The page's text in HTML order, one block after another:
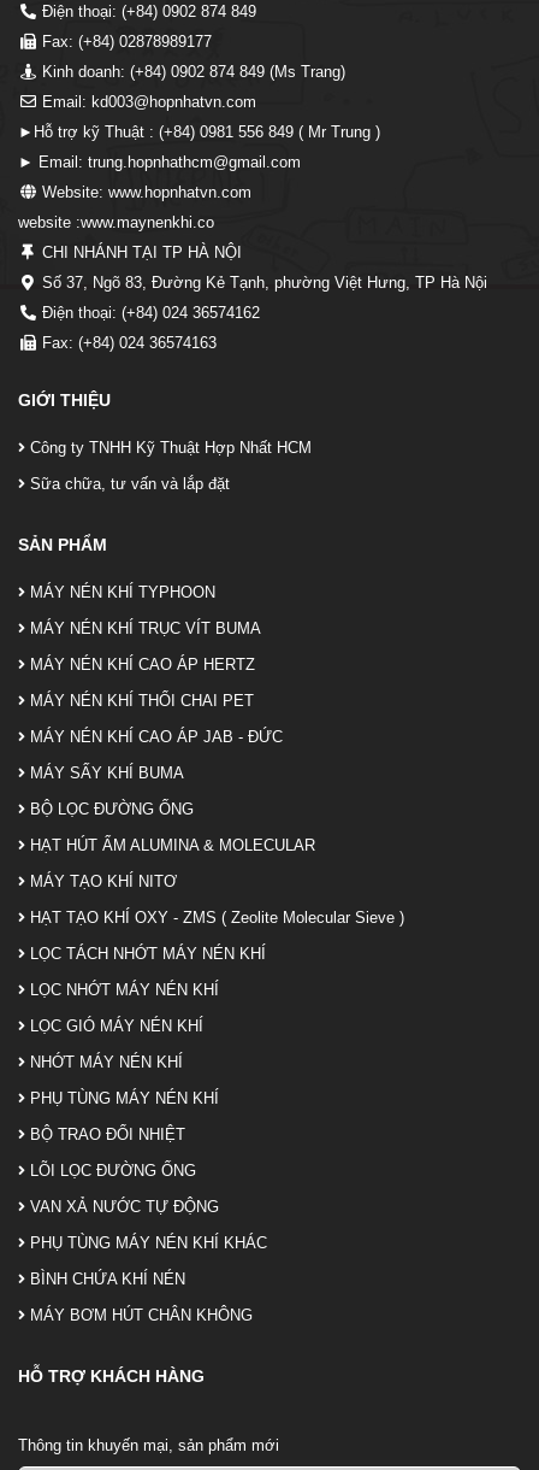
Điện thoại: (+84) 0902 874 849
Fax: (+84) 02878989177
Kinh doanh: (+84) 0902 874 849 (Ms Trang)
Email: kd003@hopnhatvn.com
►Hỗ trợ kỹ Thuật : (+84) 0981 556 849 ( Mr Trung )
► Email: trung.hopnhathcm@gmail.com
Website: www.hopnhatvn.com
website :www.maynenkhi.co
CHI NHÁNH TẠI TP HÀ NỘI
Số 37, Ngõ 83, Đường Kẻ Tạnh, phường Việt Hưng, TP Hà Nội
Điện thoại: (+84) 024 36574162
Fax: (+84) 024 36574163
GIỚI THIỆU
Công ty TNHH Kỹ Thuật Hợp Nhất HCM
Sữa chữa, tư vấn và lắp đặt
SẢN PHẨM
MÁY NÉN KHÍ TYPHOON
MÁY NÉN KHÍ TRỤC VÍT BUMA
MÁY NÉN KHÍ CAO ÁP HERTZ
MÁY NÉN KHÍ THỔI CHAI PET
MÁY NÉN KHÍ CAO ÁP JAB - ĐỨC
MÁY SẤY KHÍ BUMA
BỘ LỌC ĐƯỜNG ỐNG
HẠT HÚT ẨM ALUMINA & MOLECULAR
MÁY TẠO KHÍ NITƠ
HẠT TẠO KHÍ OXY - ZMS ( Zeolite Molecular Sieve )
LỌC TÁCH NHỚT MÁY NÉN KHÍ
LỌC NHỚT MÁY NÉN KHÍ
LỌC GIÓ MÁY NÉN KHÍ
NHỚT MÁY NÉN KHÍ
PHỤ TÙNG MÁY NÉN KHÍ
BỘ TRAO ĐỔI NHIỆT
LÕI LỌC ĐƯỜNG ỐNG
VAN XẢ NƯỚC TỰ ĐỘNG
PHỤ TÙNG MÁY NÉN KHÍ KHÁC
BÌNH CHỨA KHÍ NÉN
MÁY BƠM HÚT CHÂN KHÔNG
HỖ TRỢ KHÁCH HÀNG
Thông tin khuyến mại, sản phẩm mới